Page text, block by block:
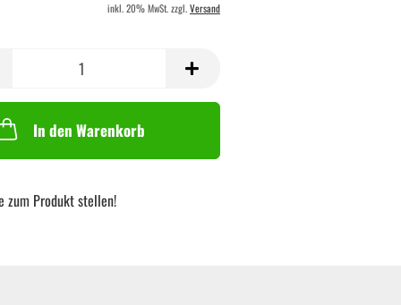
inkl. 20% MwSt. zzgl.Versand
In den Warenkorb
zum Produkt stellen!